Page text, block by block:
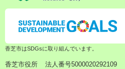
香芝市はSDGsに取り組んでいます。
香芝市役所
法人番号5000020292109